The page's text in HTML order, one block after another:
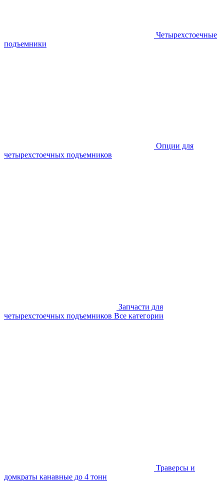
Четырехстоечные
подъемники
Опции для
четырехстоечных подъемников
Запчасти для
четырехстоечных подъемников Все категории
Траверсы и
домкраты канавные до 4 тонн